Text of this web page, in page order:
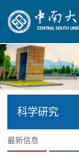
科学研究
最新信息